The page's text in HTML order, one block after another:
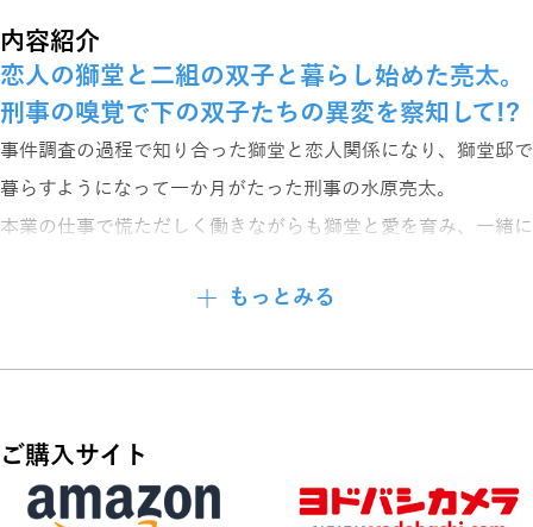
内容紹介
恋人の獅堂と二組の双子と暮らし始めた亮太。
刑事の嗅覚で下の双子たちの異変を察知して!?
事件調査の過程で知り合った獅堂と恋人関係になり、獅堂邸で
暮らすようになって一か月がたった刑事の水原亮太。
本業の仕事で慌ただしく働きながらも獅堂と愛を育み、一緒に
もっとみる
ご購入サイト